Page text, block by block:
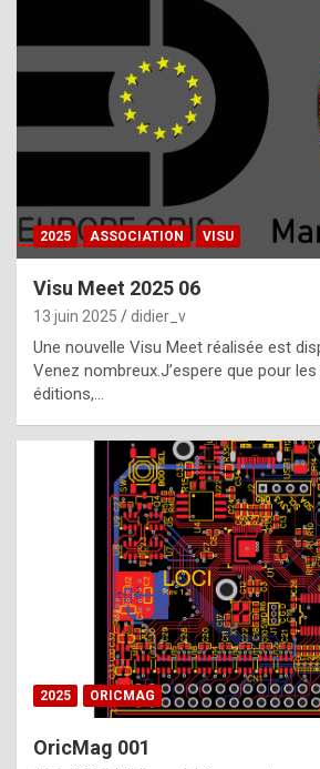
h
a
t
t
e
b
e
s
t
p
h
o
n
y
2025 ASSOCIATION VISU
Visu Meet 2025 06
13 juin 2025 didier_v
Une nouvelle Visu Meet réalisée est
Venez nombreux.J’espere que pour
éditions,…
2025 ORICMAG
OricMag 001